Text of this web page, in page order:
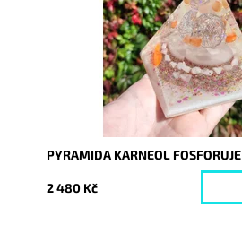
PYRAMIDA KARNEOL FOSFORUJE
2 480 Kč